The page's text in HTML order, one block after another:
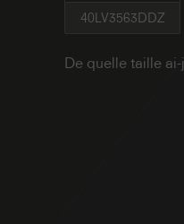
40LV3563DDZ
De quelle taille